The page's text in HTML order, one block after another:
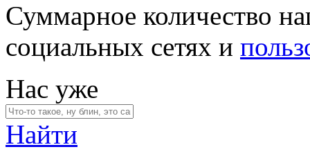
Суммарное количество
социальных сетях и
Нас уже
Найти